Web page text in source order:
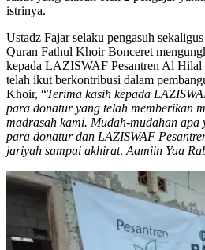
istrinya.
Ustadz Fajar selaku pengasuh
Quran Fathul Khoir Bonceret
kepada LAZISWAF Pesantren Al Hilal
telah ikut berkontribusi dalam
Khoir, “Terima kasih kepada
para donatur yang telah memberikan
madrasah kami. Mudah-mudahan
para donatur dan LAZISWAF
jariyah sampai akhirat. Aamiin Yaa